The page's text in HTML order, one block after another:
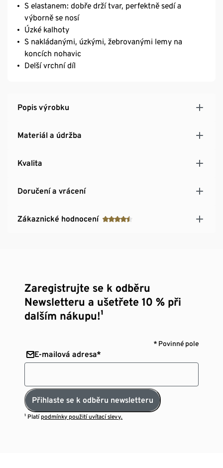
S elastanem: dobře drží tvar, perfektně sedí a
výborně se nosí
Úzké kalhoty
S nakládanými, úzkými, žebrovanými lemy na
koncích nohavic
Delší vrchní díl
Popis výrobku
Materiál a údržba
Kvalita
Doručení a vrácení
Zákaznické hodnocení
Zaregistrujte se k odběru
Newsletteru a ušetřete 10 % při
dalším nákupu!¹
* Povinné pole
E-mailová adresa*
Přihlaste se k odběru newsletteru
¹ Platí podmínky použití uvítací slevy.